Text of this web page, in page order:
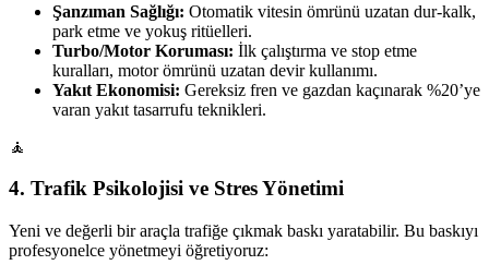
Şanzıman Sağlığı: Otomatik vitesin ömrünü uzatan dur-kalk,
park etme ve yokuş ritüelleri.
Turbo/Motor Koruması: İlk çalıştırma ve stop etme
kuralları, motor ömrünü uzatan devir kullanımı.
Yakıt Ekonomisi: Gereksiz fren ve gazdan kaçınarak %20’ye
varan yakıt tasarrufu teknikleri.
🧘
4. Trafik Psikolojisi ve Stres Yönetimi
Yeni ve değerli bir araçla trafiğe çıkmak baskı yaratabilir. Bu baskıyı
profesyonelce yönetmeyi öğretiyoruz: